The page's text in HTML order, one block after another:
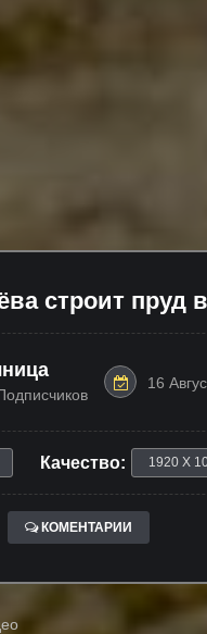
строит
16
Качество: 1920 X
КОМЕНТАРИИ